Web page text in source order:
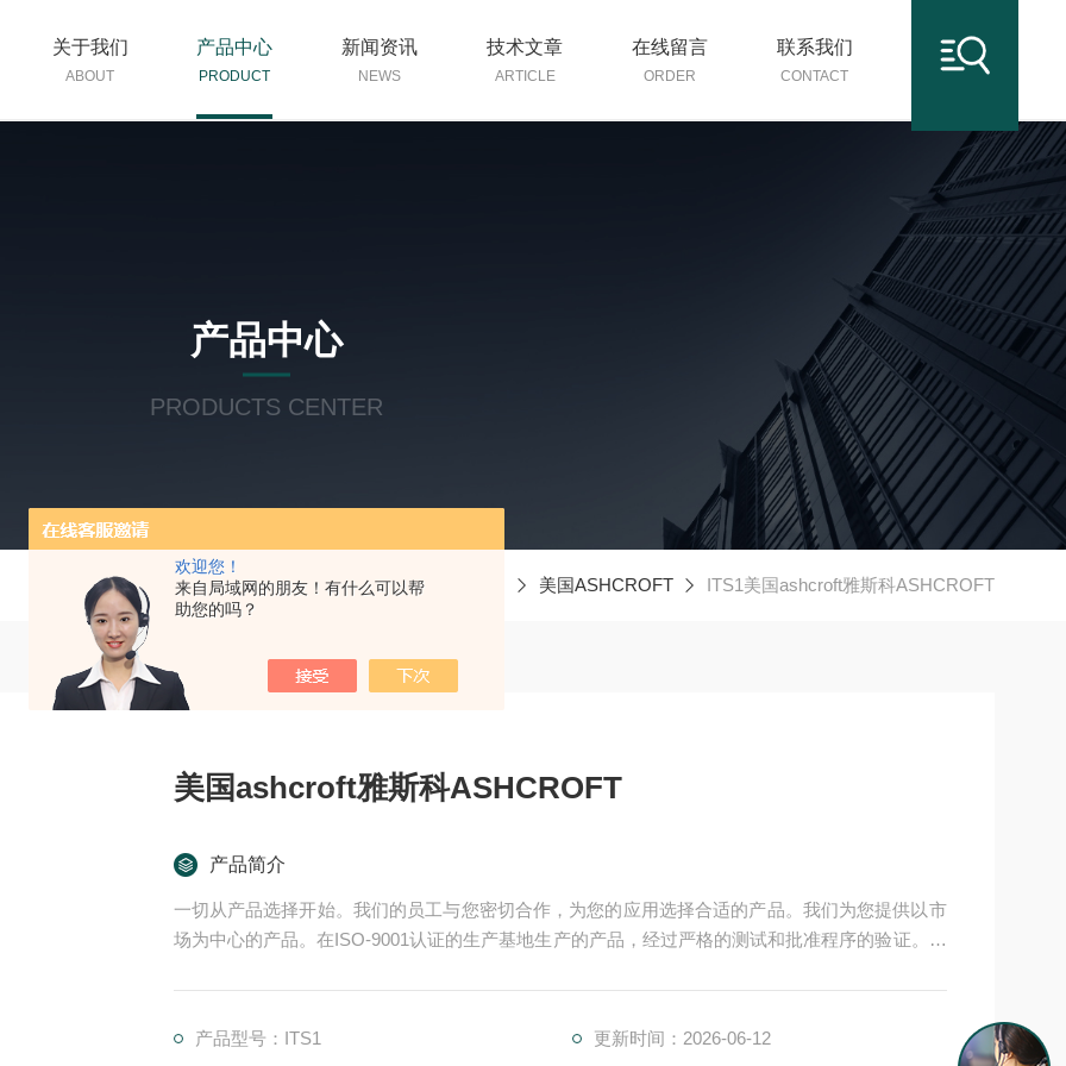
欢迎您！
来自局域网的朋友！有什么可以帮
助您的吗？
关于我们
ABOUT
产品中心
PRODUCT
新闻资讯
NEWS
技术文章
ARTICLE
在线留言
ORDER
联系我们
CONTACT
产品中心
PRODUCTS CENTER
当前位置：首页 产品中心 美国ASHCROFT ITS1美国ashcroft雅斯科ASHCROFT
美国ashcroft雅斯科ASHCROFT
产品简介
一切从产品选择开始。我们的员工与您密切合作，为您的应用选择合适的产品。我们为您提供以市
场为中心的产品。在ISO-9001认证的生产基地生产的产品，经过严格的测试和批准程序的验证。我
尾流频率计算器 （WFC）美国ASHCROFT雅斯科美国ashcroft雅斯科ASHCROFT
产品型号：ITS1 更新时间：2026-06-12